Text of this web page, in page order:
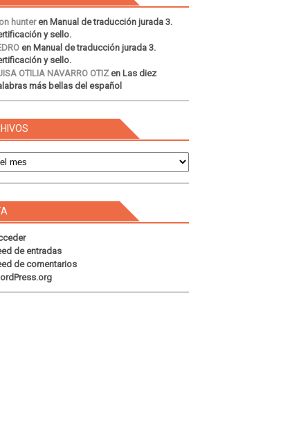
hunteren Manual de traducción jurada 3.
y sello.
en Manual de traducción jurada 3.
y sello.
OTILIA NAVARRO OTIZen Las diez
más bellas del español
de entradas
de comentarios